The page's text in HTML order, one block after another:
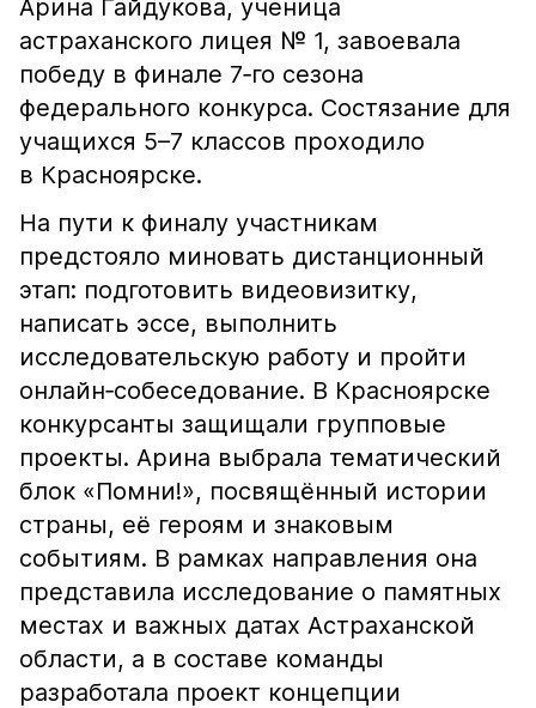
Арина Гайдукова, ученица
астраханского лицея № 1, завоевала
победу в финале 7‑го сезона
федерального конкурса. Состязание для
учащихся 5–7 классов проходило
в Красноярске.
На пути к финалу участникам
предстояло миновать дистанционный
этап: подготовить видеовизитку,
написать эссе, выполнить
исследовательскую работу и пройти
онлайн‑собеседование. В Красноярске
конкурсанты защищали групповые
проекты. Арина выбрала тематический
блок «Помни!», посвящённый истории
страны, её героям и знаковым
событиям. В рамках направления она
представила исследование о памятных
местах и важных датах Астраханской
области, а в составе команды
разработала проект концепции